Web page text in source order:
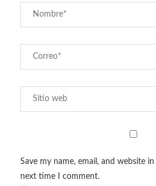
Save my name, email, and website
next time I comment.